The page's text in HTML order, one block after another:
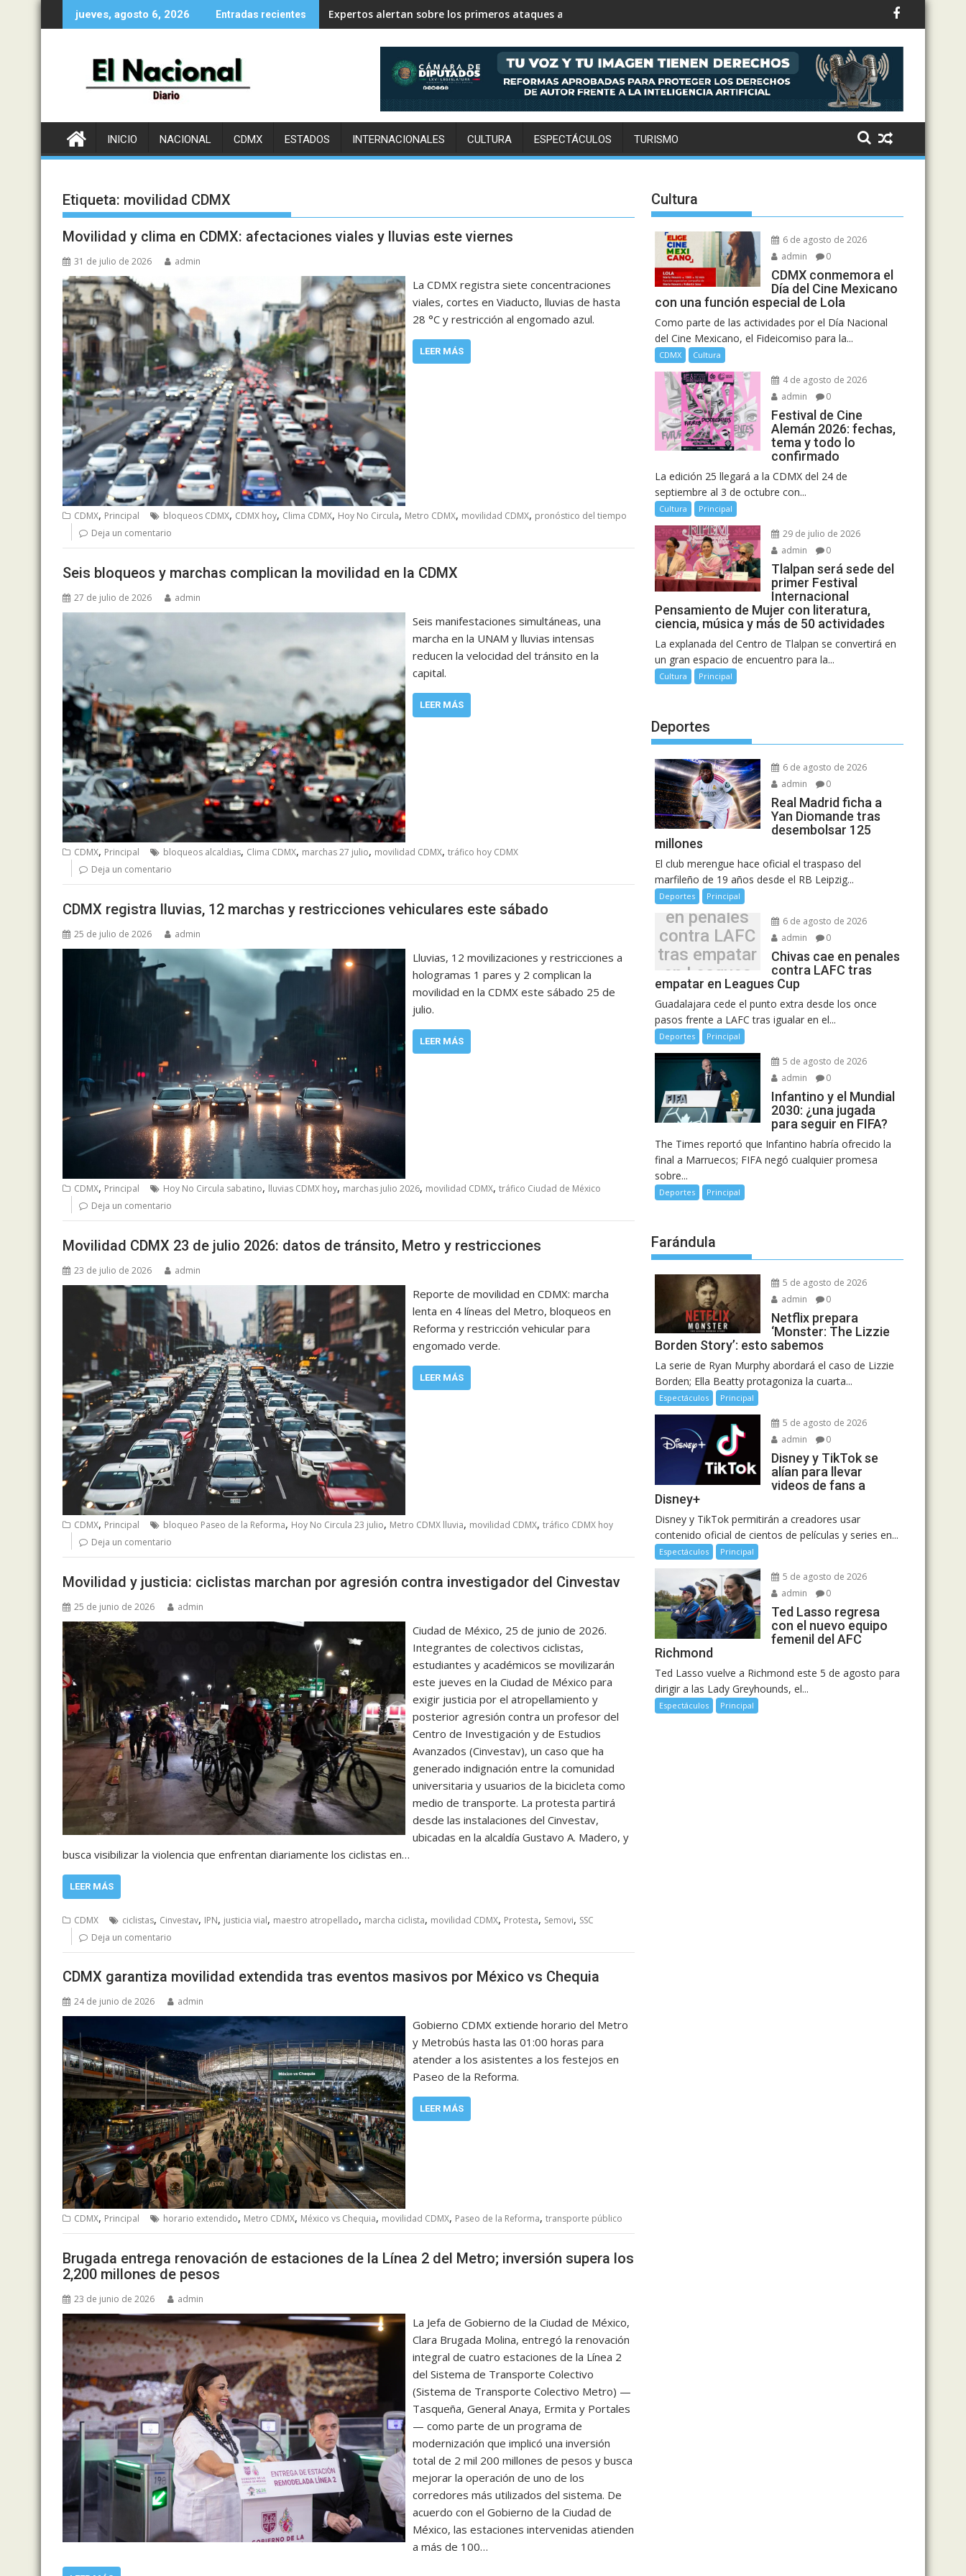
al
jueves, agosto 6, 2026 Entradas recientes Linkin Park estrena Unshatter: el documental que revela cómo la banda volvió tras la pérdida de Chester Bennington
INICIO NACIONAL CDMX ESTADOS INTERNACIONALES CULTURA ESPECTÁCULOS TURISMO
Etiqueta: movilidad CDMX
Movilidad y clima en CDMX: afectaciones viales y lluvias este viernes
31 de julio de 2026 admin
La CDMX registra siete concentraciones
viales, cortes en Viaducto, lluvias de hasta
28 °C y restricción al engomado azul.
LEER MÁS
CDMX, Principal bloqueos CDMX, CDMX hoy, Clima CDMX, Hoy No Circula, Metro CDMX, movilidad CDMX, pronóstico del tiempo
Deja un comentario
Seis bloqueos y marchas complican la movilidad en la CDMX
27 de julio de 2026 admin
Seis manifestaciones simultáneas, una
marcha en la UNAM y lluvias intensas
reducen la velocidad del tránsito en la
capital.
LEER MÁS
CDMX, Principal bloqueos alcaldias, Clima CDMX, marchas 27 julio, movilidad CDMX, tráfico hoy CDMX
Deja un comentario
CDMX registra lluvias, 12 marchas y restricciones vehiculares este sábado
25 de julio de 2026 admin
Lluvias, 12 movilizaciones y restricciones a
hologramas 1 pares y 2 complican la
movilidad en la CDMX este sábado 25 de
julio.
LEER MÁS
CDMX, Principal Hoy No Circula sabatino, lluvias CDMX hoy, marchas julio 2026, movilidad CDMX, tráfico Ciudad de México
Deja un comentario
Movilidad CDMX 23 de julio 2026: datos de tránsito, Metro y restricciones
23 de julio de 2026 admin
Reporte de movilidad en CDMX: marcha
lenta en 4 líneas del Metro, bloqueos en
Reforma y restricción vehicular para
engomado verde.
LEER MÁS
CDMX, Principal bloqueo Paseo de la Reforma, Hoy No Circula 23 julio, Metro CDMX lluvia, movilidad CDMX, tráfico CDMX hoy
Deja un comentario
Movilidad y justicia: ciclistas marchan por agresión contra investigador del Cinvestav
25 de junio de 2026 admin
Ciudad de México, 25 de junio de 2026.
Integrantes de colectivos ciclistas,
estudiantes y académicos se movilizarán
este jueves en la Ciudad de México para
exigir justicia por el atropellamiento y
posterior agresión contra un profesor del
Centro de Investigación y de Estudios
Avanzados (Cinvestav), un caso que ha
generado indignación entre la comunidad
universitaria y usuarios de la bicicleta como
medio de transporte. La protesta partirá
desde las instalaciones del Cinvestav,
ubicadas en la alcaldía Gustavo A. Madero, y
busca visibilizar la violencia que enfrentan diariamente los ciclistas en…
LEER MÁS
CDMX ciclistas, Cinvestav, IPN, justicia vial, maestro atropellado, marcha ciclista, movilidad CDMX, Protesta, Semovi, SSC
Deja un comentario
CDMX garantiza movilidad extendida tras eventos masivos por México vs Chequia
24 de junio de 2026 admin
Gobierno CDMX extiende horario del Metro
y Metrobús hasta las 01:00 horas para
atender a los asistentes a los festejos en
Paseo de la Reforma.
LEER MÁS
CDMX, Principal horario extendido, Metro CDMX, México vs Chequia, movilidad CDMX, Paseo de la Reforma, transporte público
Brugada entrega renovación de estaciones de la Línea 2 del Metro; inversión supera los
2,200 millones de pesos
23 de junio de 2026 admin
La Jefa de Gobierno de la Ciudad de México,
Clara Brugada Molina, entregó la renovación
integral de cuatro estaciones de la Línea 2
del Sistema de Transporte Colectivo
(Sistema de Transporte Colectivo Metro) —
Tasqueña, General Anaya, Ermita y Portales
— como parte de un programa de
modernización que implicó una inversión
total de 2 mil 200 millones de pesos y busca
mejorar la operación de uno de los
corredores más utilizados del sistema. De
acuerdo con el Gobierno de la Ciudad de
México, las estaciones intervenidas atienden
a más de 100…
Cultura
6 de agosto de 2026
admin
0
CDMX conmemora el
Día del Cine Mexicano
con una función especial de Lola
Como parte de las actividades por el Día Nacional
del Cine Mexicano, el Fideicomiso para la...
CDMX Cultura
4 de agosto de 2026
admin
0
Festival de Cine
Alemán 2026: fechas,
tema y todo lo
confirmado
La edición 25 llegará a la CDMX del 24 de
septiembre al 3 de octubre con...
Cultura Principal
29 de julio de 2026
admin
0
Tlalpan será sede del
primer Festival
Internacional
Pensamiento de Mujer con literatura,
ciencia, música y más de 50 actividades
La explanada del Centro de Tlalpan se convertirá en
un gran espacio de encuentro para la...
Cultura Principal
Deportes
6 de agosto de 2026
admin
0
Real Madrid ficha a
Yan Diomande tras
desembolsar 125
millones
El club merengue hace oficial el traspaso del
marfileño de 19 años desde el RB Leipzig...
Deportes Principal
Chivas cae
en penales
contra LAFC
tras empatar
en Leagues
Cup
6 de agosto de 2026
admin
0
Chivas cae en penales
contra LAFC tras
empatar en Leagues Cup
Guadalajara cede el punto extra desde los once
pasos frente a LAFC tras igualar en el...
Deportes Principal
5 de agosto de 2026
admin
0
Infantino y el Mundial
2030: ¿una jugada
para seguir en FIFA?
The Times reportó que Infantino habría ofrecido la
final a Marruecos; FIFA negó cualquier promesa
sobre...
Deportes Principal
Farándula
5 de agosto de 2026
admin
0
Netflix prepara
‘Monster: The Lizzie
Borden Story’: esto sabemos
La serie de Ryan Murphy abordará el caso de Lizzie
Borden; Ella Beatty protagoniza la cuarta...
Espectáculos Principal
5 de agosto de 2026
admin
0
Disney y TikTok se
alían para llevar
videos de fans a
Disney+
Disney y TikTok permitirán a creadores usar
contenido oficial de cientos de películas y series en...
Espectáculos Principal
5 de agosto de 2026
admin
0
Ted Lasso regresa
con el nuevo equipo
femenil del AFC
Richmond
Ted Lasso vuelve a Richmond este 5 de agosto para
dirigir a las Lady Greyhounds, el...
Espectáculos Principal